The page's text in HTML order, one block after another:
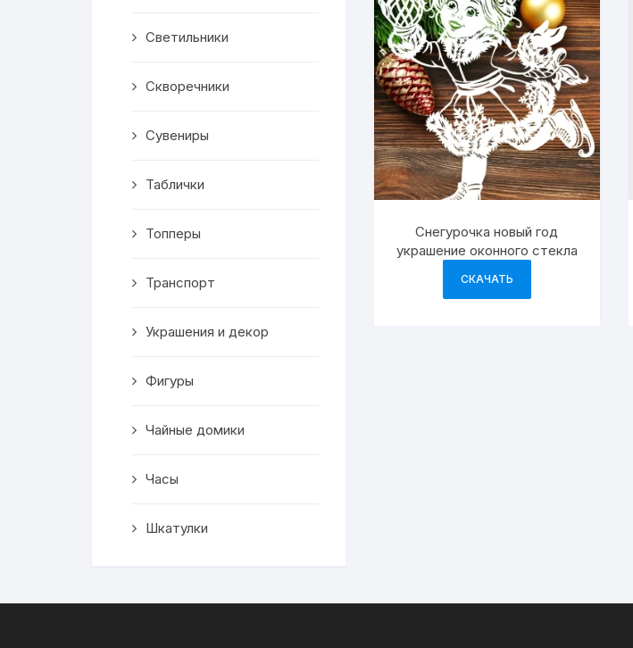
Рисунки
Чай
Снегурочка новый год
украшение оконного стекла
СКАЧАТЬ
Светильники
Скворечники
Сувениры
Таблички
Топперы
Транспорт
Украшения и декор
Фигуры
Чайные домики
Часы
Шкатулки